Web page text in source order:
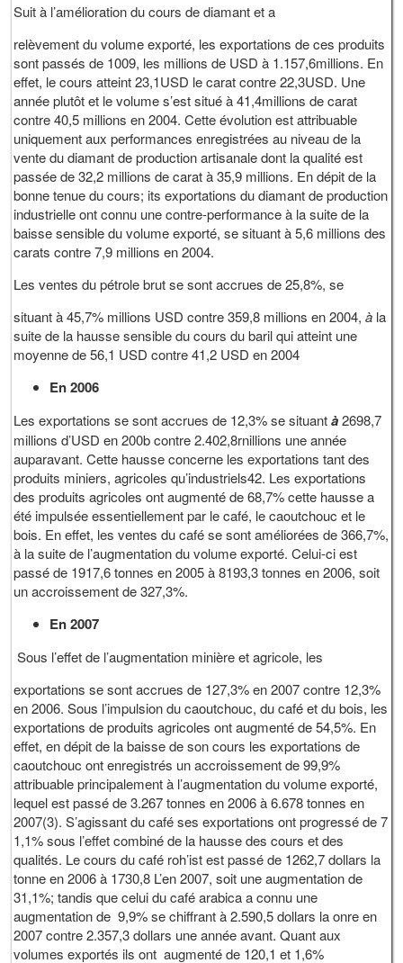
Suit à l’amélioration du cours de diamant et a
relèvement du volume exporté, les exportations de ces produits
sont passés de 1009, les millions de USD à 1.157,6millions. En
effet, le cours atteint 23,1USD le carat contre 22,3USD. Une
année plutôt et le volume s’est situé à 41,4millions de carat
contre 40,5 millions en 2004. Cette évolution est attribuable
uniquement aux performances enregistrées au niveau de la
vente du diamant de production artisanale dont la qualité est
passée de 32,2 millions de carat à 35,9 millions. En dépit de la
bonne tenue du cours; its exportations du diamant de production
industrielle ont connu une contre-performance à la suite de la
baisse sensible du volume exporté, se situant à 5,6 millions des
carats contre 7,9 millions en 2004.
Les ventes du pétrole brut se sont accrues de 25,8%, se
situant à 45,7% millions USD contre 359,8 millions en 2004,à la
suite de la hausse sensible du cours du baril qui atteint une
moyenne de 56,1 USD contre 41,2 USD en 2004
En 2006
Les exportations se sont accrues de 12,3% se situantà2698,7
millions d’USD en 200b contre 2.402,8rnillions une année
auparavant. Cette hausse concerne les exportations tant des
produits miniers, agricoles qu’industriels42. Les exportations
des produits agricoles ont augmenté de 68,7% cette hausse a
été impulsée essentiellement par le café, le caoutchouc et le
bois. En effet, les ventes du café se sont améliorées de 366,7%,
à la suite de l’augmentation du volume exporté. Celui-ci est
passé de 1917,6 tonnes en 2005 à 8193,3 tonnes en 2006, soit
un accroissement de 327,3%.
En 2007
Sous l’effet de l’augmentation minière et agricole, les
exportations se sont accrues de 127,3% en 2007 contre 12,3%
en 2006. Sous l’impulsion du caoutchouc, du café et du bois, les
exportations de produits agricoles ont augmenté de 54,5%. En
effet, en dépit de la baisse de son cours les exportations de
caoutchouc ont enregistrés un accroissement de 99,9%
attribuable principalement à l’augmentation du volume exporté,
lequel est passé de 3.267 tonnes en 2006 à 6.678 tonnes en
2007(3). S’agissant du café ses exportations ont progressé de 7
1,1% sous l’effet combiné de la hausse des cours et des
qualités. Le cours du café roh’ist est passé de 1262,7 dollars la
tonne en 2006 à 1730,8 L’en 2007, soit une augmentation de
31,1%; tandis que celui du café arabica a connu une
augmentation de 9,9% se chiffrant à 2.590,5 dollars la onre en
2007 contre 2.357,3 dollars une année avant. Quant aux
volumes exportés ils ont augmenté de 120,1 et 1,6%